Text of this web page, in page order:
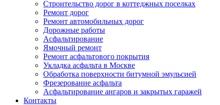
Строительство дорог в коттеджных поселках
Ремонт дорог
Ремонт автомобильных дорог
Дорожные работы
Асфальтирование
Ямочный ремонт
Ремонт асфальтового покрытия
Укладка асфальта в Москве
Обработка поверхности битумной эмульсией
Фрезерование асфальта
Асфальтирование ангаров и закрытых гаражей
Контакты